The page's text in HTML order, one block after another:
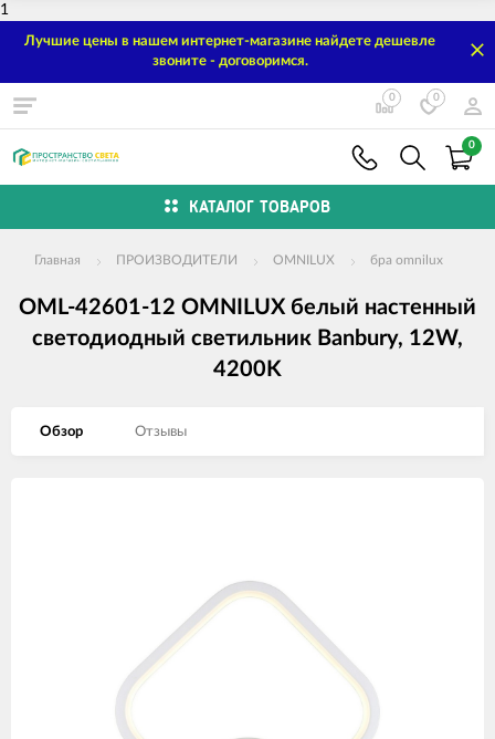
1
Лучшие цены в нашем интернет-магазине найдете дешевле
звоните - договоримся.
0 0
0
КАТАЛОГ ТОВАРОВ
Главная ПРОИЗВОДИТЕЛИ OMNILUX бра omnilux
OML-42601-12 OMNILUX белый настенный
светодиодный светильник Banbury, 12W,
4200K
Обзор Отзывы